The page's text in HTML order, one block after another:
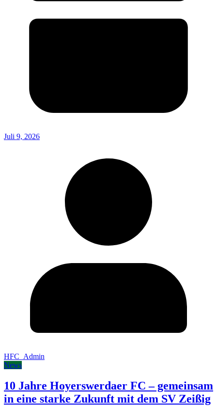
Juli 9, 2026
HFC_Admin
News
10 Jahre Hoyerswerdaer FC – gemeinsam
in eine starke Zukunft mit dem SV Zeißig